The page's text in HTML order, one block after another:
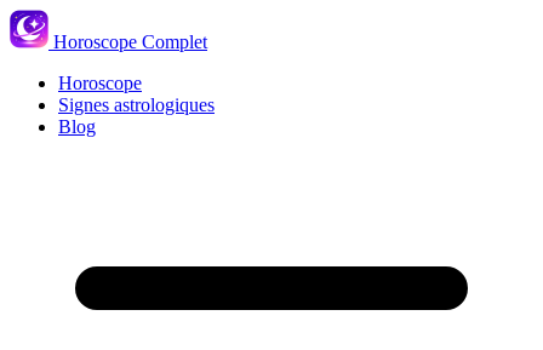
Horoscope Complet
Horoscope
Signes astrologiques
Blog